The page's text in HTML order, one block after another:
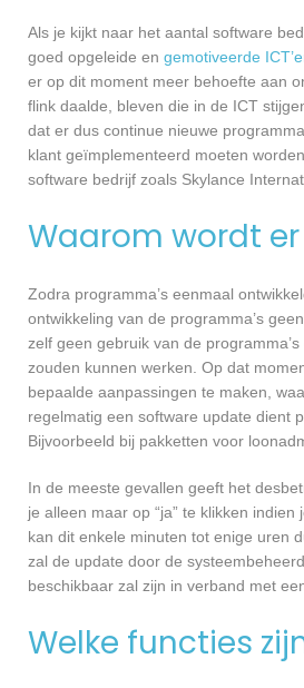
Als je kijkt naar het aantal software
goed opgeleide en gemotiveerde
er op dit moment meer behoefte aan
flink daalde, bleven die in de ICT
dat er dus continue nieuwe
klant geïmplementeerd moeten
software bedrijf zoals Skylance
Waarom wordt
Zodra programma’s eenmaal
ontwikkeling van de programma’s
zelf geen gebruik van de
zouden kunnen werken. Op dat
bepaalde aanpassingen te maken,
regelmatig een software update dient
Bijvoorbeeld bij pakketten voor
In de meeste gevallen geeft het
je alleen maar op “ja” te klikken
kan dit enkele minuten tot enige uren
zal de update door de
beschikbaar zal zijn in verband met
Welke functies